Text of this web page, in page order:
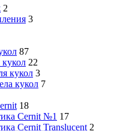
2
3
87
22
кукол 3
кукол 7
18
Cernit №1 17
Cernit Translucent 2